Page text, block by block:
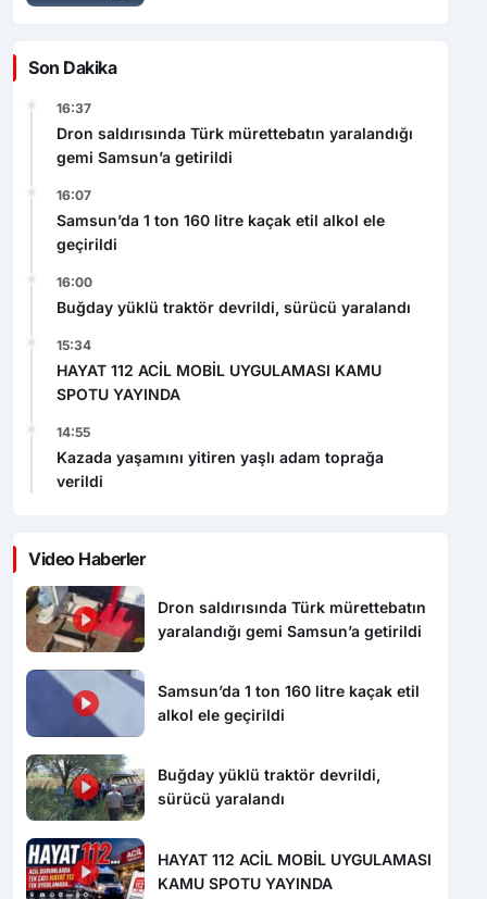
Son Dakika
Dron saldırısında Türk mürettebatın yaralandığı
gemi Samsun’a getirildi
16:07
Samsun’da 1 ton 160 litre kaçak etil alkol ele
geçirildi
16:00
Buğday yüklü traktör devrildi, sürücü yaralandı
15:34
HAYAT 112 ACİL MOBİL UYGULAMASI KAMU
SPOTU YAYINDA
14:55
Kazada yaşamını yitiren yaşlı adam toprağa
verildi
Samsun’da 1 ton 160 litre kaçak etil
Buğday yüklü traktör devrildi,
HAYAT 112 ACİL MOBİL UYGULAMASI
Kazada yaşamını yitiren yaşlı adam